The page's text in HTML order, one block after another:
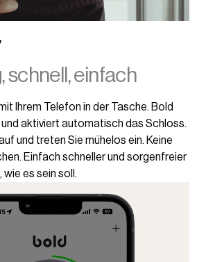
schnell, einfach
Ihrem Telefon in der Tasche. Bold
aktiviert automatisch das Schloss.
und treten Sie mühelos ein. Keine
Einfach schneller und sorgenfreier
wie es sein soll.